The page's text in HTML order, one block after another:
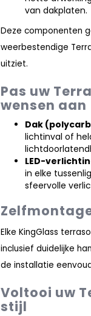
van dakplaten.
Deze componenten
weerbestendige
uitziet.
Pas uw
wensen aan
Dak
lichtinval of
LED-
in elke
sfeervolle
Elke KingGlass
inclusief duidelijke
de installatie
Voltooi uw
stijl